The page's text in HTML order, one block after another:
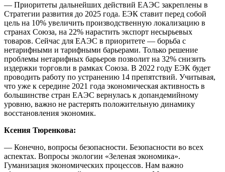
— Приоритеты дальнейших действий ЕАЭС закреплены в
Стратегии развития до 2025 года. ЕЭК ставит перед собой
цель на 10% увеличить производственную локализацию в
странах Союза, на 22% нарастить экспорт несырьевых
товаров. Сейчас для ЕАЭС в приоритете — борьба с
нетарифными и тарифными барьерами. Только решение
проблемы нетарифных барьеров позволит на 32% снизить
издержки торговли в рамках Союза. В 2022 году ЕЭК будет
проводить работу по устранению 14 препятствий. Учитывая,
что уже к середине 2021 года экономическая активность в
большинстве стран ЕАЭС вернулась к допандемийному
уровню, важно не растерять положительную динамику
восстановления экономик.
Ксения Тюренкова:
— Конечно, вопросы безопасности. Безопасности во всех
аспектах. Вопросы экологии «Зеленая экономика».
Гуманизация экономических процессов. Нам важно